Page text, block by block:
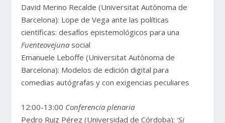
David Merino Recalde (Universitat Autònoma de
Barcelona): Lope de Vega ante las políticas
científicas: desafíos epistemológicos para una
Fuenteovejuna social
Emanuele Leboffe (Universitat Autònoma de
Barcelona): Modelos de edición digital para
comedias autógrafas y con exigencias peculiares
12:00-13:00 Conferencia plenaria
Pedro Ruiz Pérez (Universidad de Córdoba): ‘Si